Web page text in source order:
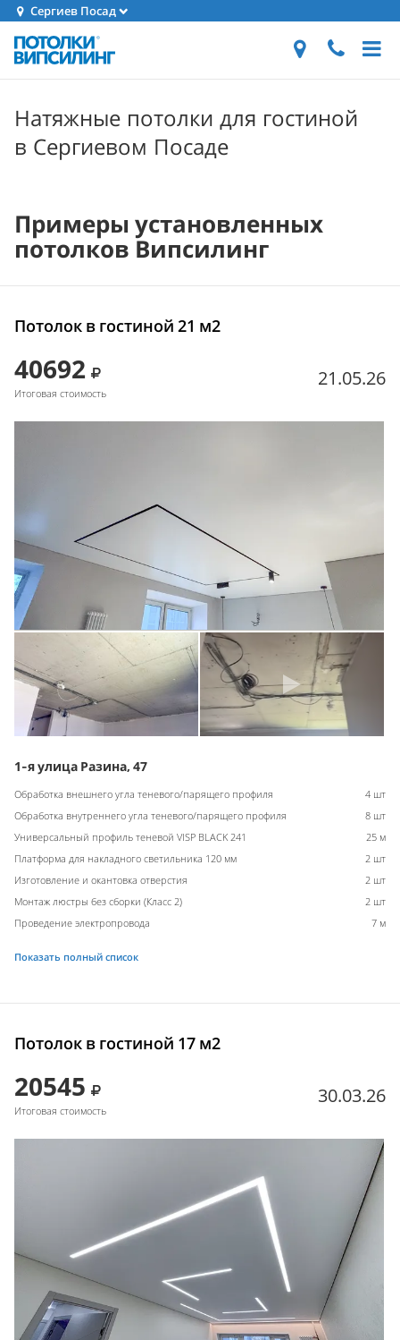
Сергиев Посад
Натяжные потолки для гостиной
в Сергиевом Посаде
Примеры установленных
потолков Випсилинг
Потолок в гостиной 21 м2
40692
Итоговая стоимость
21.05.26
1-я улица Разина, 47
Обработка внешнего угла теневого/парящего профиля
4 шт
Обработка внутреннего угла теневого/парящего профиля
8 шт
Универсальный профиль теневой VISP BLACK 241
25 м
Платформа для накладного светильника 120 мм
2 шт
Изготовление и окантовка отверстия
2 шт
Монтаж люстры без сборки (Класс 2)
2 шт
Проведение электропровода
7 м
Показать полный список
Потолок в гостиной 17 м2
20545
Итоговая стоимость
30.03.26